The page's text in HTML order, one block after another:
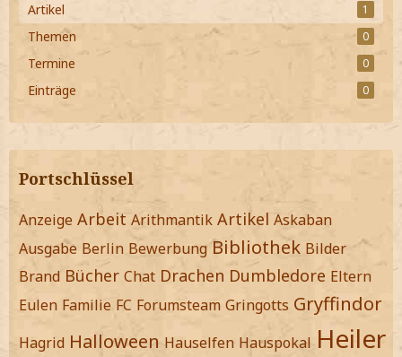
Artikel 1
Themen 0
Termine 0
Einträge 0
Portschlüssel
Anzeige Arbeit Arithmantik Artikel Askaban
Ausgabe Berlin Bewerbung Bibliothek Bilder
Brand Bücher Chat Drachen Dumbledore Eltern
Eulen Familie FC Forumsteam Gringotts Gryffindor
Hagrid Halloween Hauselfen Hauspokal Heiler